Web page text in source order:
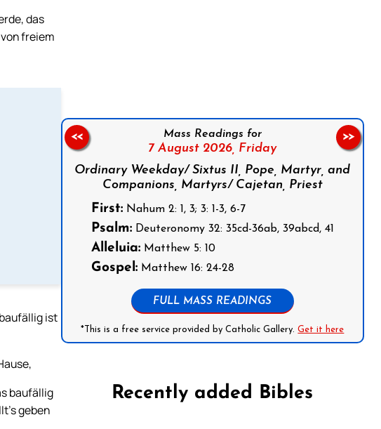
das
freiem
ist
baufällig
geben
Mass Readings for
7 August 2026, Friday
Ordinary Weekday/ Sixtus II, Pope, Martyr, and
Companions, Martyrs/ Cajetan, Priest
First:Nahum 2: 1, 3; 3: 1-3, 6-7
Psalm:Deuteronomy 32: 35cd-36ab, 39abcd, 41
Alleluia:Matthew 5: 10
Gospel:Matthew 16: 24-28
FULL MASS READINGS
*This is a free service provided by Catholic Gallery.Get it here
<< >>
Recently added Bibles